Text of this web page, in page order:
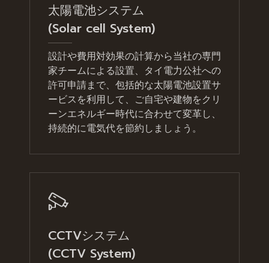
太陽電池システム
(Solar cell System)
設計や費用対効果の計算から当社の専門
家チームによる設置、タイ電力公社への
許可申請まで、包括的な太陽電池設置サ
ービスを利用して、ご自宅や建物をクリ
ーンエネルギー時代に合わせて変革し、
持続的に電気代を節約しましょう。
CCTVシステム
(CCTV System)